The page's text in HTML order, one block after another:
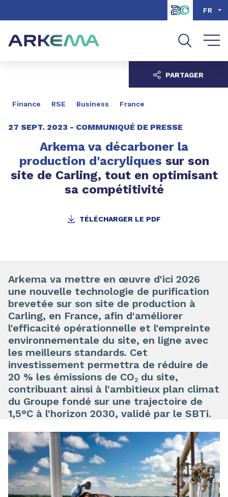
Aller à la recherche
FR
Finance RSE Business France
27 SEPT. 2023 - COMMUNIQUÉ DE PRESSE
Arkema va décarboner la
production d'acryliques sur son
site de Carling, tout en optimisant
sa compétitivité
TÉLÉCHARGER LE PDF
PARTAGER
Arkema va mettre en œuvre d'ici 2026
une nouvelle technologie de purification
brevetée sur son site de production à
Carling, en France, afin d'améliorer
l'efficacité opérationnelle et l'empreinte
environnementale du site, en ligne avec
les meilleurs standards. Cet
investissement permettra de réduire de
20 % les émissions de CO2 du site,
contribuant ainsi à l'ambitieux plan climat
du Groupe fondé sur une trajectoire de
1,5°C à l'horizon 2030, validé par le SBTi.